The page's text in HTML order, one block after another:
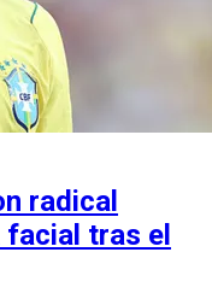
radical
facial tras el